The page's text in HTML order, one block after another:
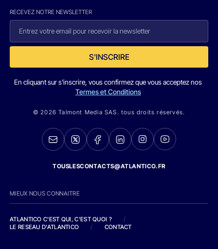
RECEVEZ NOTRE NEWSLETTER
S'INSCRIRE
En cliquant sur s'inscrire, vous confirmez que vous acceptez nos
Termes et Conditions
© 2026 Talmont Media SAS. tous droits réservés.
TOUSLESCONTACTS@ATLANTICO.FR
MIEUX NOUS CONNAITRE
ATLANTICO C'EST QUI, C'EST QUOI ?
/
LE RESEAU D'ATLANTICO
/ CONTACT